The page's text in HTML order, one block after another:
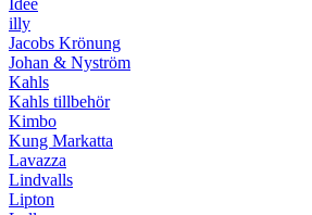
Idee
illy
Jacobs Krönung
Johan & Nyström
Kahls
Kahls tillbehör
Kimbo
Kung Markatta
Lavazza
Lindvalls
Lipton